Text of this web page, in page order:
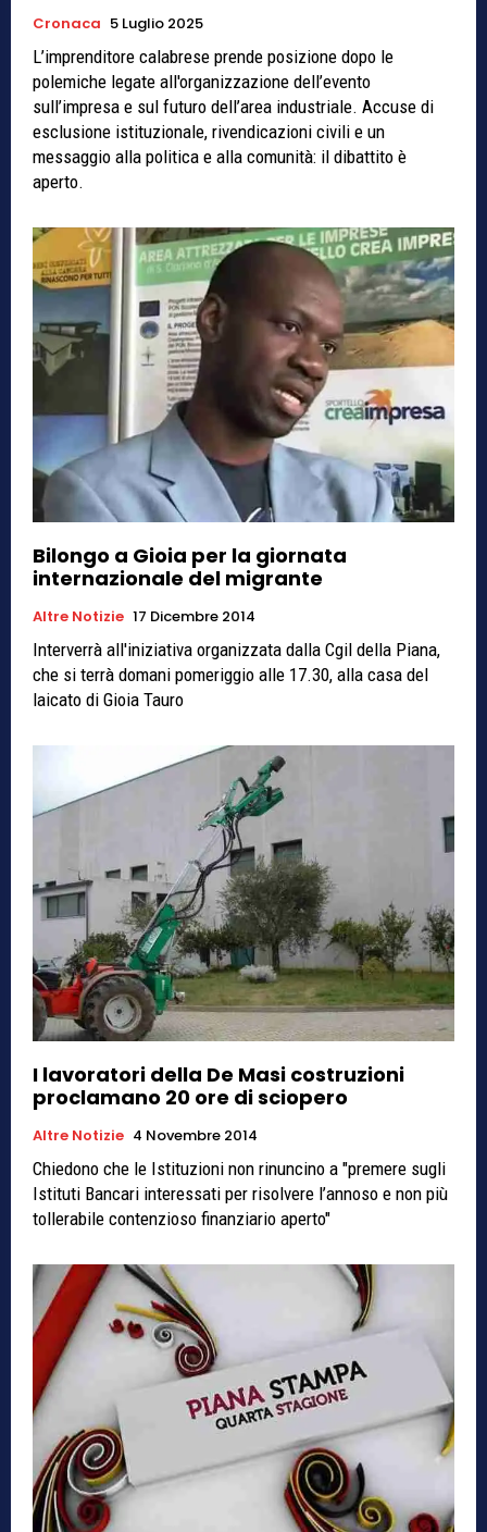
Cronaca 5 Luglio 2025
L’imprenditore calabrese prende posizione dopo le
polemiche legate all'organizzazione dell’evento
sull’impresa e sul futuro dell’area industriale. Accuse di
esclusione istituzionale, rivendicazioni civili e un
messaggio alla politica e alla comunità: il dibattito è
aperto.
Bilongo a Gioia per la giornata
internazionale del migrante
Altre Notizie 17 Dicembre 2014
Interverrà all'iniziativa organizzata dalla Cgil della Piana,
che si terrà domani pomeriggio alle 17.30, alla casa del
laicato di Gioia Tauro
I lavoratori della De Masi costruzioni
proclamano 20 ore di sciopero
Altre Notizie 4 Novembre 2014
Chiedono che le Istituzioni non rinuncino a "premere sugli
Istituti Bancari interessati per risolvere l’annoso e non più
tollerabile contenzioso finanziario aperto"